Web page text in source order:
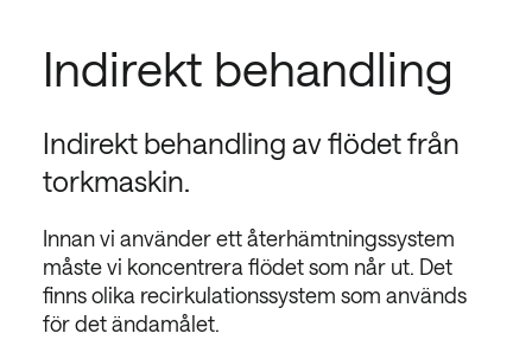
Indirekt behandling
Indirekt behandling av flödet från
torkmaskin.
Innan vi använder ett återhämtningssystem
måste vi koncentrera flödet som når ut. Det
finns olika recirkulationssystem som används
för det ändamålet.